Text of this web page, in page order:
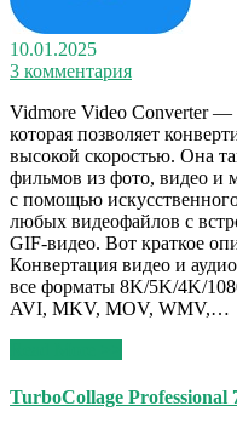
10.01.2025
3 комментария
Vidmore Video Converter —
которая позволяет
высокой скоростью. Она
фильмов из фото, видео и
с помощью
любых видеофайлов с
GIF-видео. Вот краткое
Конвертация видео и
все форматы 8K/5K/4K/
AVI, MKV, MOV, WMV,…
TurboCollage Professional